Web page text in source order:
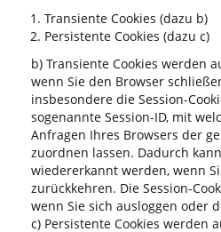
Transiente Cookies (dazu b)
Persistente Cookies (dazu c)
b) Transiente Cookies werden
wenn Sie den Browser
insbesondere die Session-
sogenannte Session-ID, mit
Anfragen Ihres Browsers der
zuordnen lassen. Dadurch
wiedererkannt werden, wenn
zurückkehren. Die Session-
wenn Sie sich ausloggen oder
c) Persistente Cookies werden